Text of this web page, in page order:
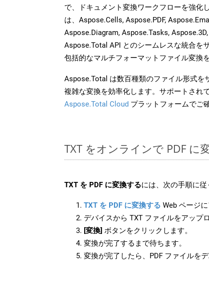
で、ドキュメント変換ワークフローを強化
は、Aspose.Cells, Aspose.PDF,
Aspose.Diagram, Aspose.Tasks,
Aspose.Total API とのシームレスな統合を
包括的なマルチフォーマットファイル変換
Aspose.Total は数百種類のファイル形式を
複雑な変換を効率化します。サポートされ
Aspose.Total Cloud プラットフォームでご
TXT をオンラインで PDF に
TXT を PDF に変換するには、次の手順に
TXT を PDF に変換する Web ページに
デバイスから TXT ファイルをアップ
[変換] ボタンをクリックします。
変換が完了するまで待ちます。
変換が完了したら、PDF ファイルを